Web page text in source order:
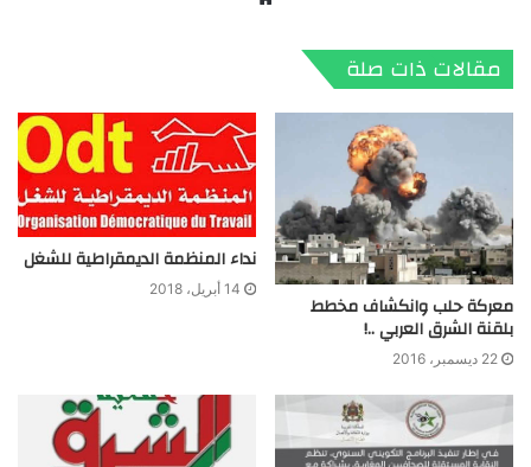
مقالات ذات صلة
معركة حلب وانكشاف مخطط
بلقنة الشرق العربي ..!
22 ديسمبر، 2016
نداء المنظمة الديمقراطية للشغل
14 أبريل، 2018